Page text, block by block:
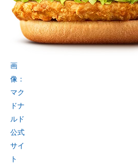
画
像：
マク
ドナ
ルド
公式
サイ
ト